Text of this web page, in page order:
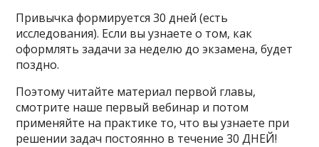
Привычка формируется 30 дней (есть
исследования). Если вы узнаете о том, как
оформлять задачи за неделю до экзамена, будет
поздно.
Поэтому читайте материал первой главы,
смотрите наше первый вебинар и потом
применяйте на практике то, что вы узнаете при
решении задач постоянно в течение 30 ДНЕЙ!